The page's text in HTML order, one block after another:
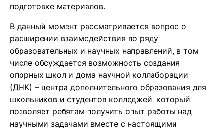
подготовке материалов.
В данный момент рассматривается вопрос о
расширении взаимодействия по ряду
образовательных и научных направлений, в том
числе обсуждается возможность создания
опорных школ и дома научной коллаборации
(ДНК) – центра дополнительного образования для
школьников и студентов колледжей, который
позволяет ребятам получить опыт работы над
научными задачами вместе с настоящими